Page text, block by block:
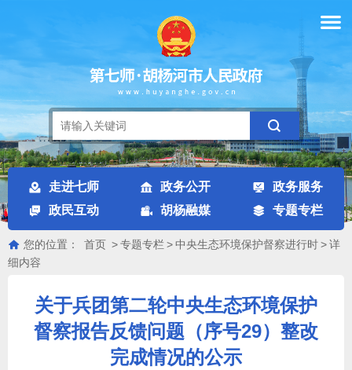
走进七师 政务公开
政务服务
政民互动
胡杨融媒 专题专栏
您的位置： 首页 >专题专栏 >中央生态环境保护督察进行时>详
细内容
关于兵团第二轮中央生态环境保护
督察报告反馈问题（序号29）整改
完成情况的公示